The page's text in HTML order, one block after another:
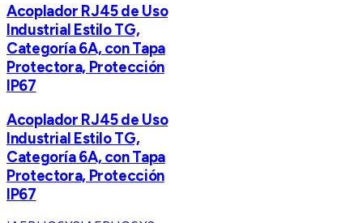
Acoplador RJ45 de Uso
Industrial Estilo TG,
Categoría 6A, con Tapa
Protectora, Protección
IP67
Acoplador RJ45 de Uso
Industrial Estilo TG,
Categoría 6A, con Tapa
Protectora, Protección
IP67